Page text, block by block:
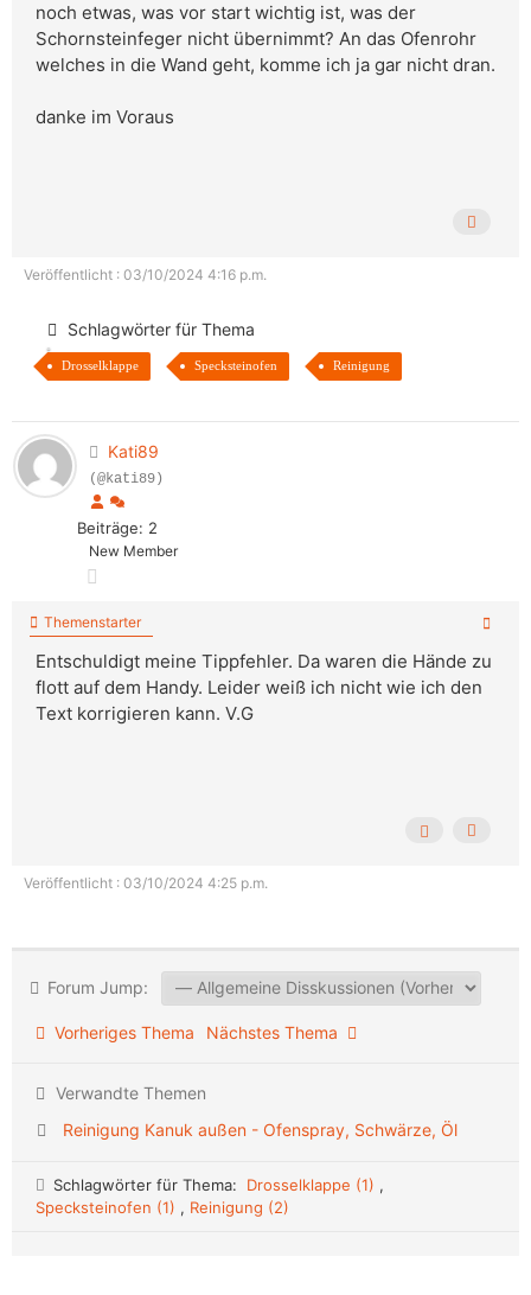
noch etwas, was vor start wichtig ist, was der
Schornsteinfeger nicht übernimmt? An das Ofenrohr
welches in die Wand geht, komme ich ja gar nicht dran.
danke im Voraus
Veröffentlicht : 03/10/2024 4:16 p.m.
Schlagwörter für Thema
Drosselklappe Specksteinofen Reinigung
Kati89
(@kati89)
Beiträge: 2
New Member
Themenstarter
Entschuldigt meine Tippfehler. Da waren die Hände zu
flott auf dem Handy. Leider weiß ich nicht wie ich den
Text korrigieren kann. V.G
Veröffentlicht : 03/10/2024 4:25 p.m.
Forum Jump:
Vorheriges Thema Nächstes Thema
Verwandte Themen
Reinigung Kanuk außen - Ofenspray, Schwärze, Öl
Schlagwörter für Thema: Drosselklappe (1) ,
Specksteinofen (1) , Reinigung (2)